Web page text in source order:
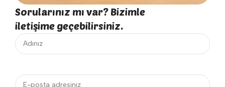
Sorularınız mı var? Bizimle
iletişime geçebilirsiniz.